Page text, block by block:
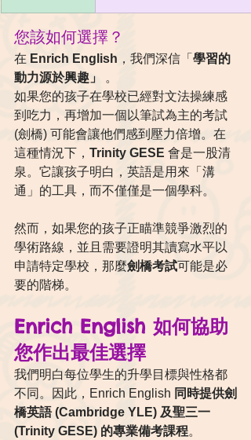
您該如何選擇？
在 Enrich English ，我們深信「 學習的
動力源於興趣」
。
如果您的孩子在學校已經對文法操練感
到吃力，再增加一個以筆試為主的考試
(劍橋) 可能會讓他們感到壓力倍增。在
這種情況下， Trinity GESE 會是一股清
泉。它讓孩子明白，英語是用來「溝
通」的工具，而不僅僅是一個學科。
然而，如果您的孩子正瞄準競爭激烈的
學術路線，並且需要證明其讀寫水平以
申請特定學校，那麼劍橋考試可能是必
要的階梯。
Enrich English 如何協助
您作出最佳選擇
我們明白每位學生的升學目標與性格都
不同。因此，Enrich English 同時提供劍
橋英語 (Cambridge YLE) 及聖三一
(Trinity GESE) 的專業備考課程。